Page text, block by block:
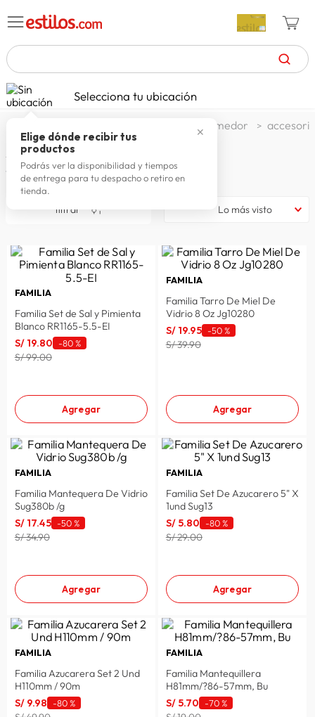
TÉRMINOS MÁS BUSCADOS
1. zapatillas mujer
2. celulares
3. zapatillas hombre
4. moda
zapatillas
7. terrex
laptop
9 spiderman
10. lavadora
Selecciona tu ubicación
✕
Elige dónde recibir tus
productos
Podrás ver la disponibilidad y tiempos
de entrega para tu despacho o retiro en
tienda.
menaje comedor
Accesorios de mesa
14 productos
filtrar Lo más visto
FAMILIA
Familia Set de Sal y Pimienta
Blanco RR1165-5.5-EI
S/ 19.80 -80 %
S/ 99.00
Agregar
FAMILIA
Familia Tarro De Miel De
Vidrio 8 Oz Jg10280
S/ 19.95 -50 %
S/ 39.90
Agregar
FAMILIA
Familia Mantequera De Vidrio
Sug380b /g
S/ 17.45 -50 %
S/ 34.90
Agregar
FAMILIA
Familia Set De Azucarero 5" X
1und Sug13
S/ 5.80 -80 %
S/ 29.00
Agregar
FAMILIA
Familia Azucarera Set 2 Und
H110mm / 90m
S/ 9.98 -80 %
FAMILIA
Familia Mantequillera
H81mm/?86-57mm, Bu
S/ 5.70 -70 %